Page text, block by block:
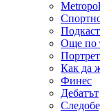
Още по
Как да
Финес
Дебатът